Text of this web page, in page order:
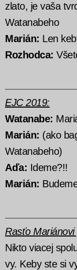
zlato, je vaša
Watanabeho
Marián: Len
Rozhodca:
EJC 2019:
Watanabe:
Marián: (ako
Watanabeho)
Aďa: Ideme?!!
Marián:
Rasťo
Nikto viacej
vy. Keby ste si